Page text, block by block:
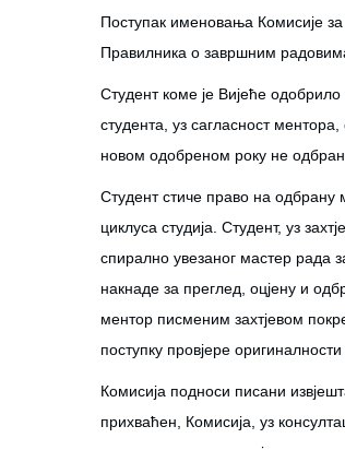
Поступак именовања Комисије
Правилника о завршним
Студент коме је Вијеће
студента, уз сагласност
новом одобреном року не
Студент стиче право на
циклуса студија. Студент, уз
спирално увезаног мастер рада
накнаде за преглед, оцјену и
ментор писменим захтјевом
поступку провјере
Комисија подноси писани
прихваћен, Комисија, уз